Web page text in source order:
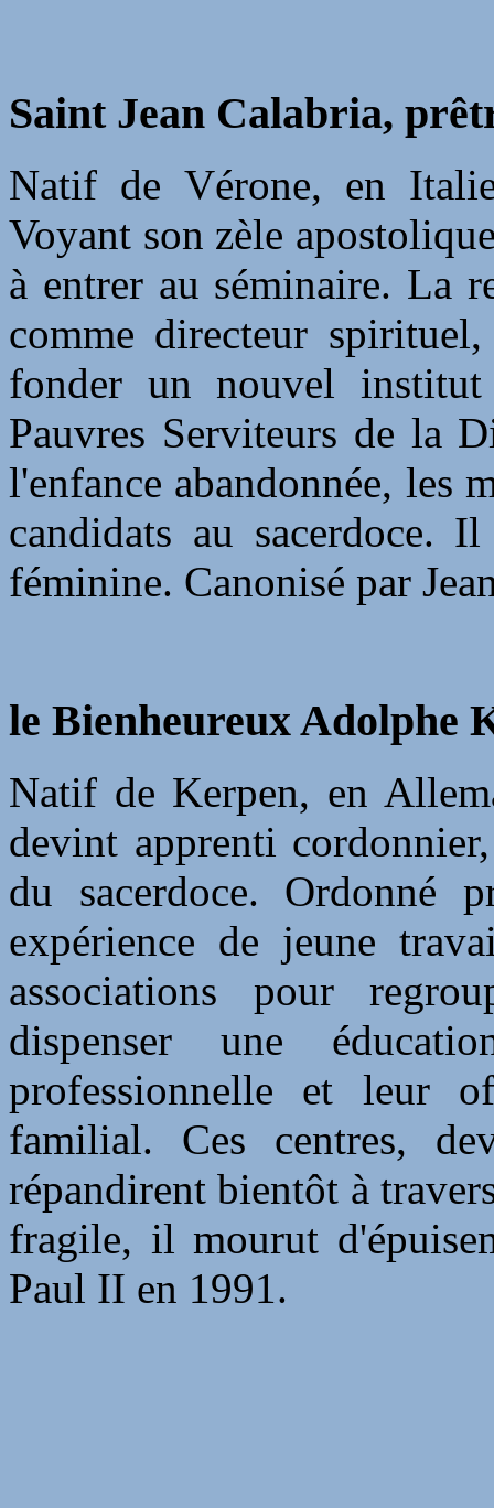
Saint Jean Calabria,
Natif de Vérone, en
Voyant son zèle
à entrer au séminaire. La
comme directeur
fonder un nouvel
Pauvres Serviteurs de la
l'enfance abandonnée, les
candidats au sacerdoce.
féminine. Canonisé par
le Bienheureux Adolphe
Natif de Kerpen, en
devint apprenti
du sacerdoce. Ordonné
expérience de jeune
associations pour
dispenser une
professionnelle et leur
familial. Ces centres,
répandirent bientôt à
fragile, il mourut
Paul II en 1991.